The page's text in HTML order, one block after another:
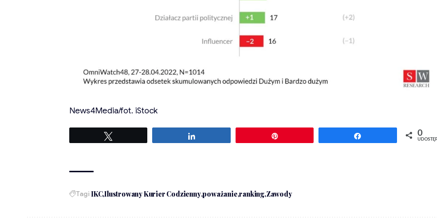
News4Media/fot. iStock
0
Tagi IKC Ilustrowany Kurier Codzienny poważanie ranking Zawody